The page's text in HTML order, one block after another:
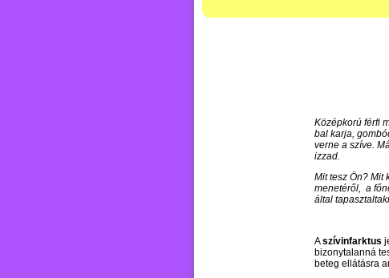
Középkorú férfi
bal karja,
verne a szíve.
izzad.
Mit tesz Ön? Mit
menetéről, a
által
Aszívinfarktus
bizonytalanná
beteg ellátásra